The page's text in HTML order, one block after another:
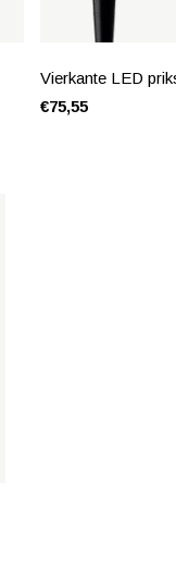
Vierkante LED
€75,55